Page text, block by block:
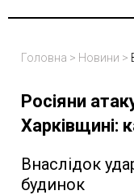
Головна > Новини >
Росіяни
Харківщині:
Внаслідок
будинок